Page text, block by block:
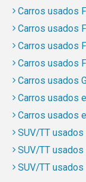
Carros usados
Carros usados
Carros usados
Carros usados
Carros usados
Carros usados
Carros usados
SUV/TT usados
SUV/TT usados
SUV/TT